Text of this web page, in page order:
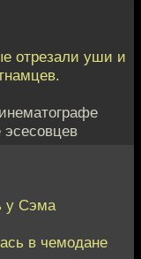
отрезали уши и
эсесовцев
у Сэма
в чемодане